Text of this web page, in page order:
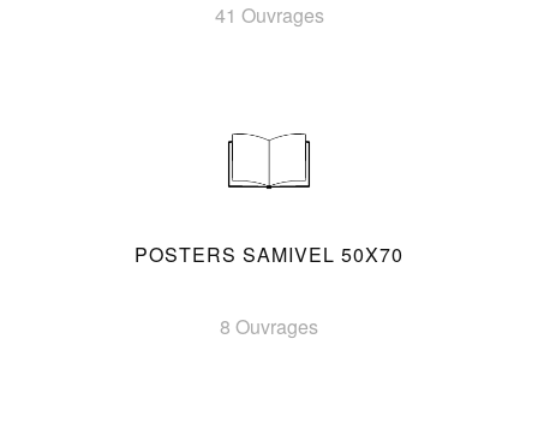
41 Ouvrages
POSTERS SAMIVEL 50X70
8 Ouvrages